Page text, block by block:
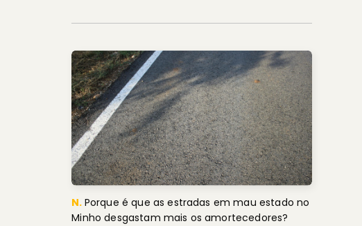
N. Porque é que as estradas em mau estado no
Minho desgastam mais os amortecedores?